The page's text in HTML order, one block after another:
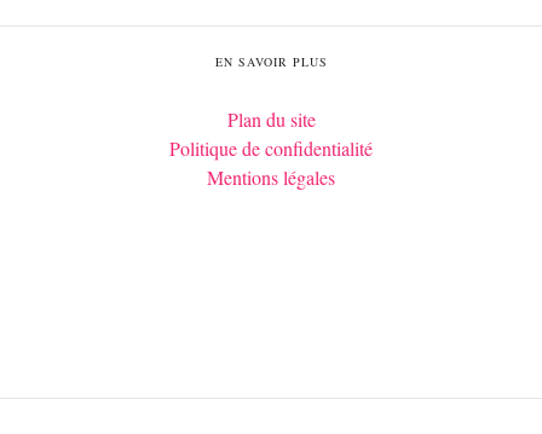
EN SAVOIR PLUS
Plan du site
Politique de confidentialité
Mentions légales